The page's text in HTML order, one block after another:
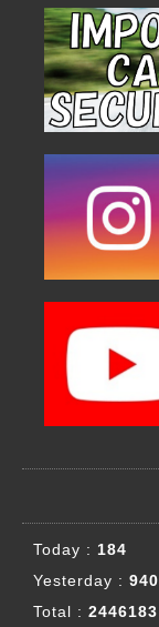
Today : 184
Yesterday : 940
Total : 2446183